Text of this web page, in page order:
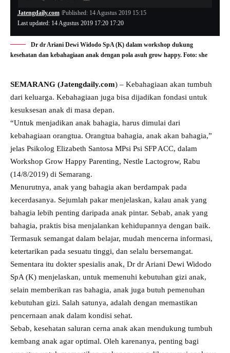
Last updated: 14 Agustus 2019 17:20 17:20
Jatengdaily.com Published: 14 Agustus 2019 15:15
Dr dr Ariani Dewi Widodo SpA (K) dalam workshop dukung
kesehatan dan kebahagiaan anak dengan pola asuh grow happy. Foto: she
SEMARANG (Jatengdaily.com) – Kebahagiaan akan tumbuh
dari keluarga. Kebahagiaan juga bisa dijadikan fondasi untuk
kesuksesan anak di masa depan.
“Untuk menjadikan anak bahagia, harus dimulai dari
kebahagiaan orangtua. Orangtua bahagia, anak akan bahagia,”
jelas Psikolog Elizabeth Santosa MPsi Psi SFP ACC, dalam
Workshop Grow Happy Parenting, Nestle Lactogrow, Rabu
(14/8/2019) di Semarang.
Menurutnya, anak yang bahagia akan berdampak pada
kecerdasanya. Sejumlah pakar menjelaskan, kalau anak yang
bahagia lebih penting daripada anak pintar. Sebab, anak yang
bahagia, praktis bisa menjalankan kehidupannya dengan baik.
Termasuk semangat dalam belajar, mudah mencerna informasi,
ketertarikan pada sesuatu tinggi, dan selalu bersemangat.
Sementara itu dokter spesialis anak, Dr dr Ariani Dewi Widodo
SpA (K) menjelaskan, untuk memenuhi kebutuhan gizi anak,
selain memberikan ras bahagia, anak juga butuh pemenuhan
kebutuhan gizi. Salah satunya, adalah dengan memastikan
pencernaan anak dalam kondisi sehat.
Sebab, kesehatan saluran cerna anak akan mendukung tumbuh
kembang anak agar optimal. Oleh karenanya, penting bagi